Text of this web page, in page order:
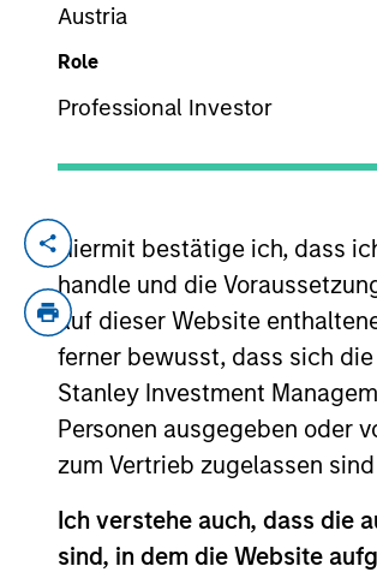
Austria
Role
Professional Investor
Hiermit bestätige ich, dass
handle und die
auf dieser Website
ferner bewusst, dass sich
Stanley Investment
Personen ausgegeben oder
zum Vertrieb zugelassen
Ich verstehe auch, dass die
sind, in dem die Website
YEARS OF INDUSTRY EXPERIENCE
19 Years
Alowi Alimirah is a
established in 2007. At
transactions in M&A
he worked at Argaam
University of Petroleum
Emerging